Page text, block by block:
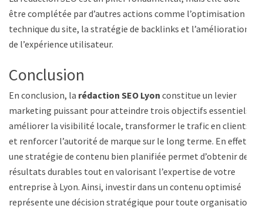
être complétée par d’autres actions comme l’optimisation
technique du site, la stratégie de backlinks et l’amélioration
de l’expérience utilisateur.
Conclusion
En conclusion, la rédaction SEO Lyon constitue un levier
marketing puissant pour atteindre trois objectifs essentiels :
améliorer la visibilité locale, transformer le trafic en clients
et renforcer l’autorité de marque sur le long terme. En effet,
une stratégie de contenu bien planifiée permet d’obtenir des
résultats durables tout en valorisant l’expertise de votre
entreprise à Lyon. Ainsi, investir dans un contenu optimisé
représente une décision stratégique pour toute organisation